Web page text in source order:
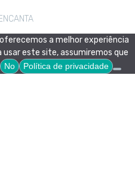
a melhor experiência
este site, assumiremos que
No Política de privacidade